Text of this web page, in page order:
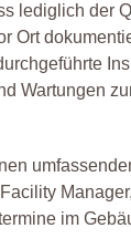
lediglich der
Ort
Wartungen
im